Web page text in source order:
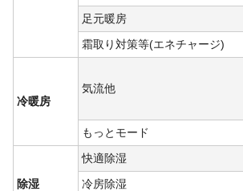
足元暖房
霜取り対策等(エネチャージ)
冷暖房
気流他
もっとモード
除湿
快適除湿
冷房除湿